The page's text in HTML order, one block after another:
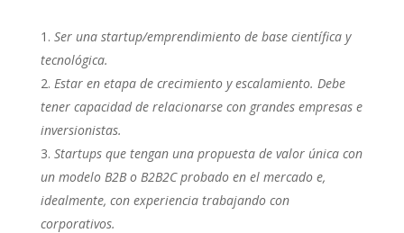
Ser una startup/emprendimiento de base científica y
tecnológica.
Estar en etapa de crecimiento y escalamiento. Debe
tener capacidad de relacionarse con grandes empresas e
inversionistas.
Startups que tengan una propuesta de valor única con
un modelo B2B o B2B2C probado en el mercado e,
idealmente, con experiencia trabajando con
corporativos.